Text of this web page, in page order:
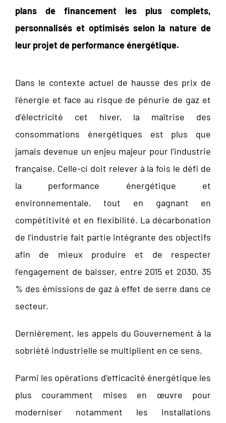
plans de financement les plus complets,
personnalisés et optimisés selon la nature de
leur projet de performance énergétique.
Dans le contexte actuel de hausse des prix de
l’énergie et face au risque de pénurie de gaz et
d’électricité cet hiver, la maîtrise des
consommations énergétiques est plus que
jamais devenue un enjeu majeur pour l’industrie
française. Celle-ci doit relever à la fois le défi de
la performance énergétique et
environnementale, tout en gagnant en
compétitivité et en flexibilité. La décarbonation
de l’industrie fait partie intégrante des objectifs
afin de mieux produire et de respecter
l’engagement de baisser, entre 2015 et 2030, 35
% des émissions de gaz à effet de serre dans ce
secteur.
Dernièrement, les appels du Gouvernement à la
sobriété industrielle se multiplient en ce sens.
Parmi les opérations d’efficacité énergétique les
plus couramment mises en œuvre pour
moderniser notamment les installations